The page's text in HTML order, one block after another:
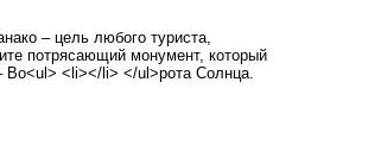
– цель любого туриста,
потрясающий монумент, который
Во<ul> <li></li> </ul>рота Солнца.